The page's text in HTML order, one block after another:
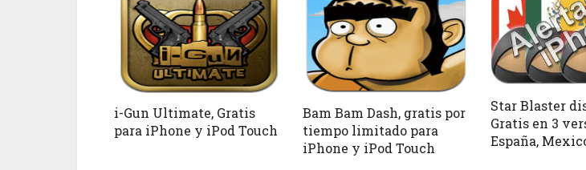
i-Gun Ultimate, Gratis
para iPhone y iPod Touch
Bam Bam Dash, gratis por
tiempo limitado para
iPhone y iPod Touch
Star Blaster
Gratis en 3
España,